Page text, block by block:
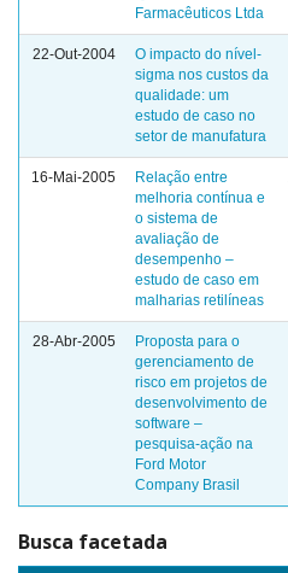
Farmacêuticos Ltda
22-Out-2004
O impacto do nível-
sigma nos custos da
qualidade: um
estudo de caso no
setor de manufatura
16-Mai-2005
Relação entre
melhoria contínua e
o sistema de
avaliação de
desempenho –
estudo de caso em
malharias retilíneas
28-Abr-2005
Proposta para o
gerenciamento de
risco em projetos de
desenvolvimento de
software –
pesquisa-ação na
Ford Motor
Company Brasil
Busca facetada